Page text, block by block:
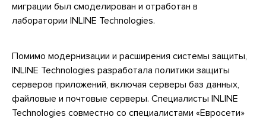
миграции был смоделирован и отработан в
лаборатории INLINE Technologies.
Помимо модернизации и расширения системы защиты,
INLINE Technologies разработала политики защиты
серверов приложений, включая серверы баз данных,
файловые и почтовые серверы. Специалисты INLINE
Technologies совместно со специалистами «Евросети»